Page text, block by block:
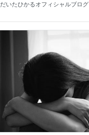
だいたひかるオフィシャルブロ